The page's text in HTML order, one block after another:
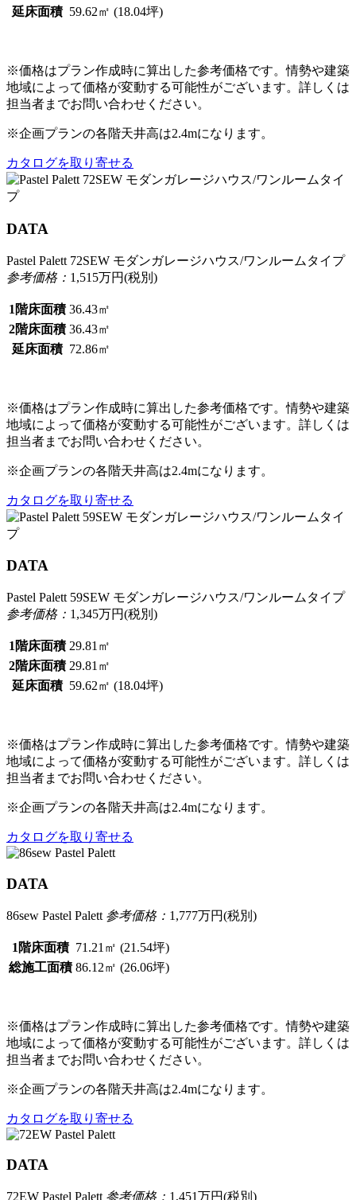
延床面積 59.62㎡ (18.04坪)
※価格はプラン作成時に算出した参考価格です。情勢や建築
地域によって価格が変動する可能性がございます。詳しくは
担当者までお問い合わせください。
※企画プランの各階天井高は2.4mになります。
カタログを取り寄せる
DATA
Pastel Palett 72SEW モダンガレージハウス/ワンルームタイプ
参考価格： 1,515万円(税別)
1階床面積 36.43㎡
2階床面積 36.43㎡
延床面積 72.86㎡
※価格はプラン作成時に算出した参考価格です。情勢や建築
地域によって価格が変動する可能性がございます。詳しくは
担当者までお問い合わせください。
※企画プランの各階天井高は2.4mになります。
カタログを取り寄せる
DATA
Pastel Palett 59SEW モダンガレージハウス/ワンルームタイプ
参考価格： 1,345万円(税別)
1階床面積 29.81㎡
2階床面積 29.81㎡
延床面積 59.62㎡ (18.04坪)
※価格はプラン作成時に算出した参考価格です。情勢や建築
地域によって価格が変動する可能性がございます。詳しくは
担当者までお問い合わせください。
※企画プランの各階天井高は2.4mになります。
カタログを取り寄せる
DATA
86sew Pastel Palett 参考価格： 1,777万円(税別)
1階床面積 71.21㎡ (21.54坪)
総施工面積 86.12㎡ (26.06坪)
※価格はプラン作成時に算出した参考価格です。情勢や建築
地域によって価格が変動する可能性がございます。詳しくは
担当者までお問い合わせください。
※企画プランの各階天井高は2.4mになります。
カタログを取り寄せる
DATA
72EW Pastel Palett 参考価格： 1,451万円(税別)